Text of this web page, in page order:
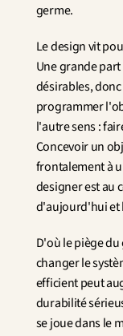
germe.
Le design vit
Une grande
désirables,
programmer
l'autre sens :
Concevoir un
frontalement à
designer est au
d'aujourd'hui et
D'où le piège
changer le
efficient peut
durabilité
se joue dans le